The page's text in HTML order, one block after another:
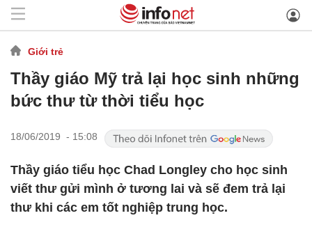
Giới trẻ
Thầy giáo Mỹ trả lại học sinh những
bức thư từ thời tiểu học
18/06/2019 - 15:08
Thầy giáo tiểu học Chad Longley cho học sinh
viết thư gửi mình ở tương lai và sẽ đem trả lại
thư khi các em tốt nghiệp trung học.